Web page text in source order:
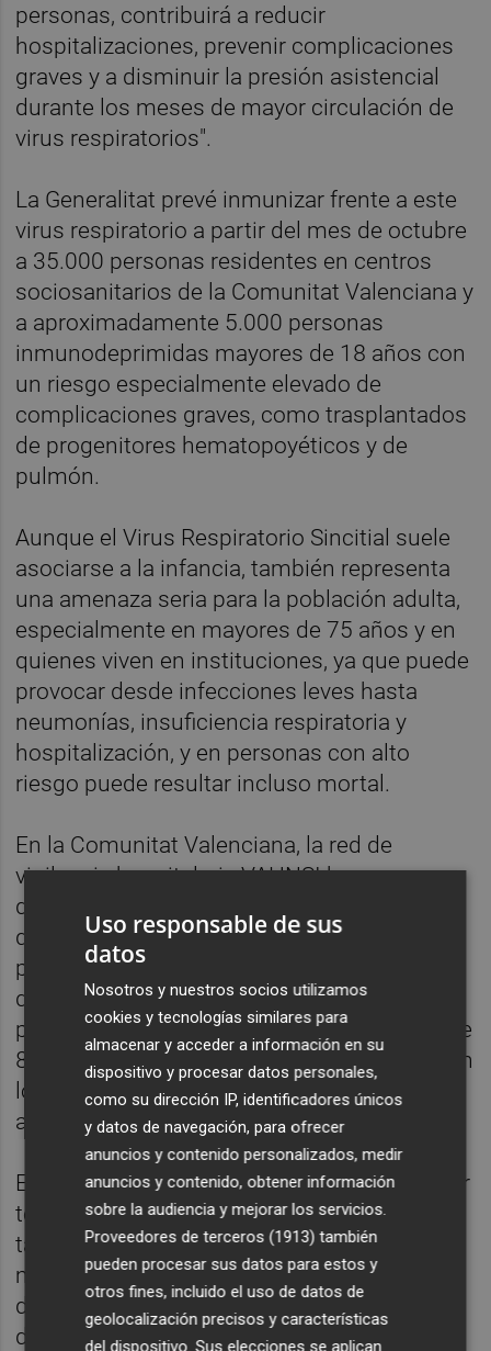
personas, contribuirá a reducir
hospitalizaciones, prevenir complicaciones
graves y a disminuir la presión asistencial
durante los meses de mayor circulación de
virus respiratorios".
La Generalitat prevé inmunizar frente a este
virus respiratorio a partir del mes de octubre
a 35.000 personas residentes en centros
sociosanitarios de la Comunitat Valenciana y
a aproximadamente 5.000 personas
inmunodeprimidas mayores de 18 años con
un riesgo especialmente elevado de
complicaciones graves, como trasplantados
de progenitores hematopoyéticos y de
pulmón.
Aunque el Virus Respiratorio Sincitial suele
asociarse a la infancia, también representa
una amenaza seria para la población adulta,
especialmente en mayores de 75 años y en
quienes viven en instituciones, ya que puede
provocar desde infecciones leves hasta
neumonías, insuficiencia respiratoria y
hospitalización, y en personas con alto
riesgo puede resultar incluso mortal.
En la Comunitat Valenciana, la red de
vigilancia hospitalaria VAHNSI ha
documentado más de diez años de datos
que confirman el fuerte impacto del VRS en
personas mayores, especialmente entre
diciembre y febrero, que es cuando se
produce el pico de casos. Así, en mayores de
80 años las tasas de hospitalización superan
los 400 ingresos por 100.000 personas al
año.
El president ha destacado asimismo que por
tercer año consecutivo se va a inmunizar
también frente al VRS a los lactantes
menores de 6 meses -los nacidos entre abril
de 2025 y mayo de 2026- y a niños menores
de dos años con factores de riesgo, a los
Uso responsable de sus
datos
Nosotros y nuestros socios utilizamos
cookies y tecnologías similares para
almacenar y acceder a información en su
dispositivo y procesar datos personales,
como su dirección IP, identificadores únicos
y datos de navegación, para ofrecer
anuncios y contenido personalizados, medir
anuncios y contenido, obtener información
sobre la audiencia y mejorar los servicios.
Proveedores de terceros (1913) también
pueden procesar sus datos para estos y
otros fines, incluido el uso de datos de
geolocalización precisos y características
del dispositivo. Sus elecciones se aplican